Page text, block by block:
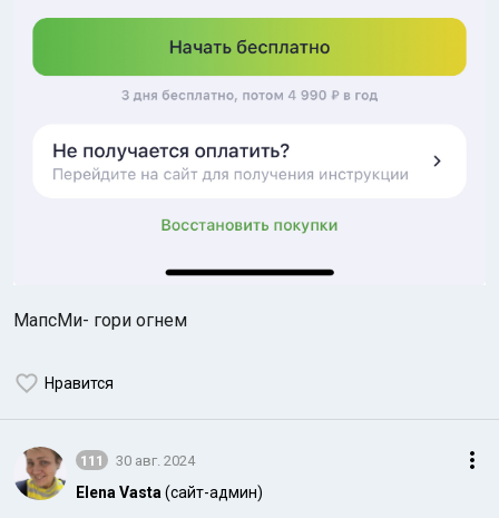
МапсМи- гори огнем
Нравится
111 30 авг. 2024
Elena Vasta(сайт-админ)